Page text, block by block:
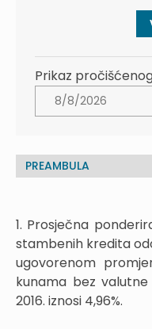
Prikaz
PREAMBULA
1. Prosječna
stambenih kredita
ugovorenom
kunama bez
2016. iznosi 4,96%.